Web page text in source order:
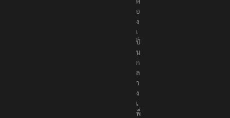
ต้
อ
ง
เ
ป็
น
ก
ล
า
ง
เ